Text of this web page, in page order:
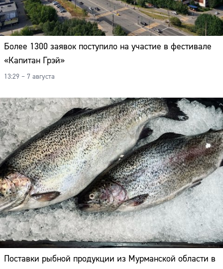
Более 1300 заявок поступило на участие в фестивале
«Капитан Грэй»
13:29 – 7 августа
Поставки рыбной продукции из Мурманской области в